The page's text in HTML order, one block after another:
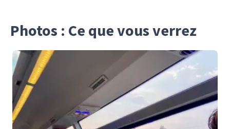
Photos : Ce que vous verrez